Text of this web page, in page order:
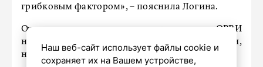
грибковым фактором», – пояснила Логина.
Отличить сезонную аллергию от ОРВИ
непросто, симптомы очень похожи,
но и различия все-таки есть.
Наш веб-сайт использует файлы cookie и
сохраняет их на Вашем устройстве,